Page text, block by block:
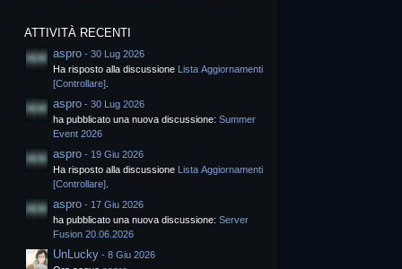
ATTIVITÀ RECENTI
aspro -30 Lug 2026
Ha risposto alla discussione Lista Aggiornamenti
[Controllare]
aspro -30 Lug 2026
ha pubblicato una nuova discussione:Summer
Event 2026
aspro - 19 Giu 2026
Ha risposto alla discussione Lista Aggiornamenti
[Controllare]
aspro - 17 Giu 2026
ha pubblicato una nuova discussione:Server
Fusion 20.06.2026
UnLucky -8 Giu 2026